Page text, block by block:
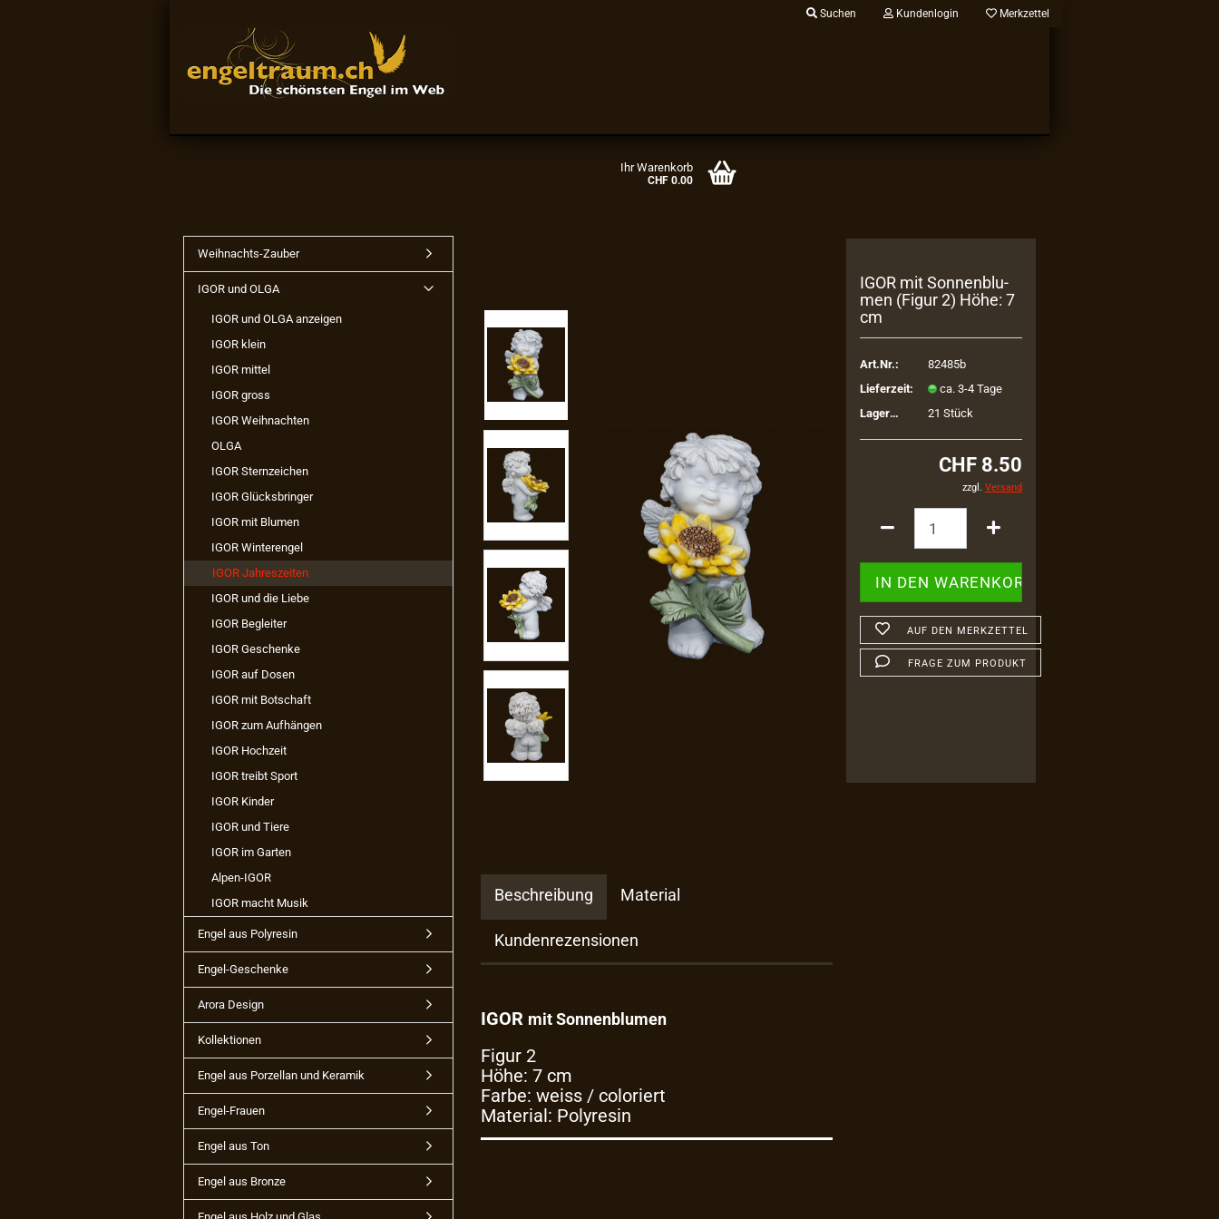
Suchen Kundenlogin Merkzettel
Ihr Warenkorb
CHF 0.00
IGOR mit Son­nen­blu­
men (Figur 2) Höhe: 7
cm
Art.Nr.:
82485b
Lieferzeit:
ca. 3-4 Tage
Lagerbestand:
21 Stück
CHF 8.50
zzgl. Versand
AUF DEN MERKZETTEL
FRAGE ZUM PRODUKT
Beschreibung Material
Kundenrezensionen
IGOR mit Sonnenblumen
Figur 2
Höhe: 7 cm
Farbe: weiss / coloriert
Material: Polyresin
Weihnachts-Zauber
IGOR und OLGA
IGOR und OLGA anzeigen
IGOR klein
IGOR mittel
IGOR gross
IGOR Weihnachten
OLGA
IGOR Sternzeichen
IGOR Glücksbringer
IGOR mit Blumen
IGOR Winterengel
IGOR Jahreszeiten
IGOR und die Liebe
IGOR Begleiter
IGOR Geschenke
IGOR auf Dosen
IGOR mit Botschaft
IGOR zum Aufhängen
IGOR Hochzeit
IGOR treibt Sport
IGOR Kinder
IGOR und Tiere
IGOR im Garten
Alpen-IGOR
IGOR macht Musik
Engel aus Polyresin
Engel-Geschenke
Arora Design
Kollektionen
Engel aus Porzellan und Keramik
Engel-Frauen
Engel aus Ton
Engel aus Bronze